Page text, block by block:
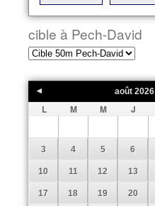
cible à Pech-David
août 2026
L M M J
3 4 5 6
10 11 12 13
17 18 19 20